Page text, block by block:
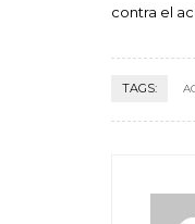
contra el
TAGS: